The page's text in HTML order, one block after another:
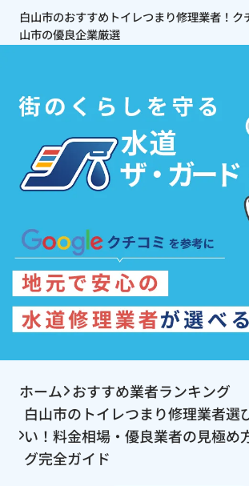
白山市のおすすめトイレつまり修理業者！ク
山市の優良企業厳選
ホーム おすすめ業者ランキング
白山市のトイレつまり修理業者選
い！料金相場・優良業者の見極め
グ完全ガイド